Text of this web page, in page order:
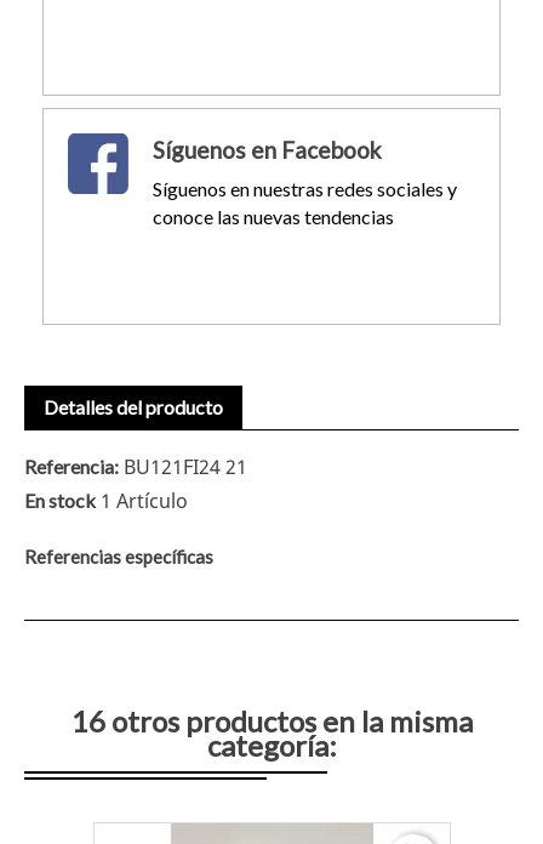
Síguenos en Facebook
Síguenos en nuestras redes sociales y
conoce las nuevas tendencias
Detalles del producto
Referencia: BU121FI24 21
En stock 1 Artículo
Referencias específicas
16 otros productos en la misma
categoría: